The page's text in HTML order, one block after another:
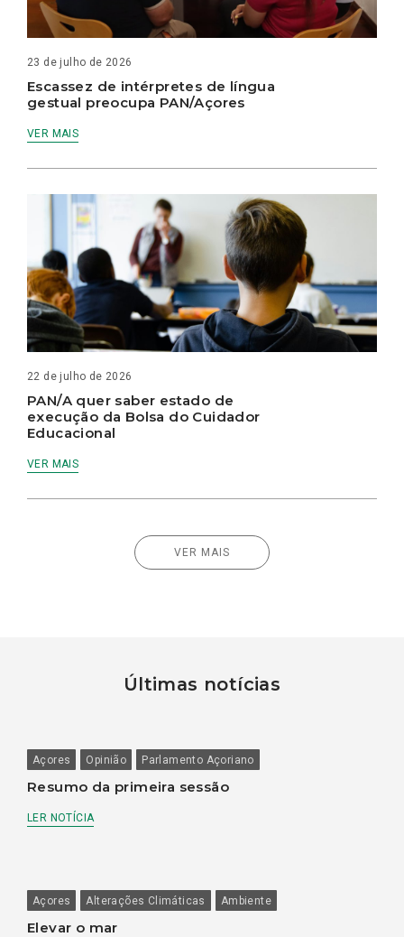
23 de julho de 2026
Escassez de intérpretes de língua
gestual preocupa PAN/Açores
VER MAIS
22 de julho de 2026
PAN/A quer saber estado de
execução da Bolsa do Cuidador
Educacional
VER MAIS
VER MAIS
Últimas notícias
Açores Opinião Parlamento Açoriano
Resumo da primeira sessão
LER NOTÍCIA
Açores Alterações Climáticas Ambiente
Elevar o mar